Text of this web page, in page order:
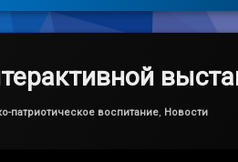
на
патриотическое воспитание, Новости